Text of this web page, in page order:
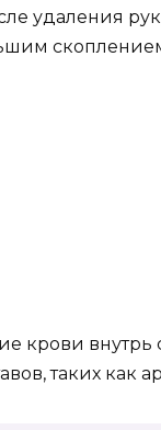
удаления
крови внутрь
таких как